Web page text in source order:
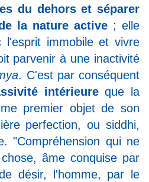
du dehors et séparer
la nature active ; elle
l'esprit immobile et vivre
parvenir à une inactivité
. C'est par conséquent
intérieureque la
premier objet de son
perfection, ou siddhi,
"Compréhension qui ne
âme conquise par
désir, l'homme, par le